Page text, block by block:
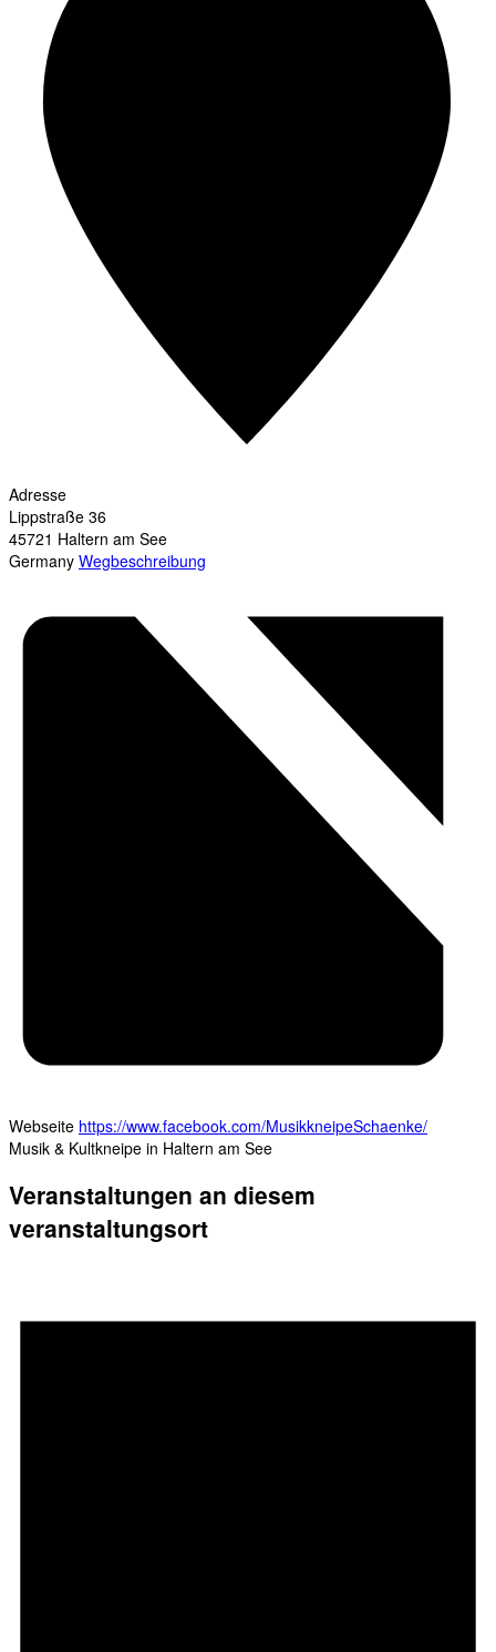
Adresse
Lippstraße 36
45721 Haltern am See
Germany Wegbeschreibung
Webseite https://www.facebook.com/MusikkneipeSchaenke/
Musik & Kultkneipe in Haltern am See
Veranstaltungen an diesem
veranstaltungsort